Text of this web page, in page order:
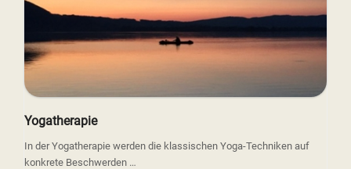
Yogatherapie
In der Yogatherapie werden die klassischen Yoga-Techniken auf
konkrete Beschwerden …